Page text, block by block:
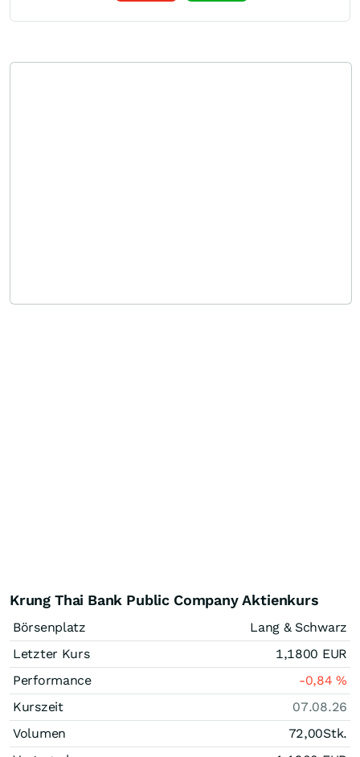
Krung Thai Bank Public Company Aktienkurs
Börsenplatz
Lang & Schwarz
Letzter Kurs
1,1800 EUR
Performance
-0,84%
Kurszeit
07.08.26
Volumen
72,00Stk.